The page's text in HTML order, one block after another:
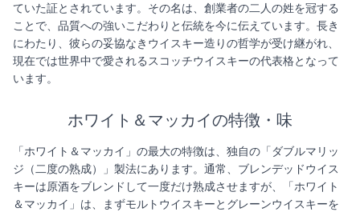
ていた証とされています。その名は、創業者の二人の姓を冠する
ことで、品質への強いこだわりと伝統を今に伝えています。長き
にわたり、彼らの妥協なきウイスキー造りの哲学が受け継がれ、
現在では世界中で愛されるスコッチウイスキーの代表格となって
います。
ホワイト＆マッカイの特徴・味
「ホワイト＆マッカイ」の最大の特徴は、独自の「ダブルマリッ
ジ（二度の熟成）」製法にあります。通常、ブレンデッドウイス
キーは原酒をブレンドして一度だけ熟成させますが、「ホワイト
＆マッカイ」は、まずモルトウイスキーとグレーンウイスキーを